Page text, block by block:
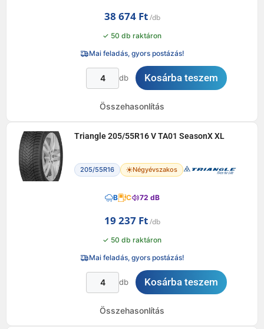
38 674 Ft
✓ 50 db raktáron
Mai feladás, gyors postázás!
db Kosárba teszem
Összehasonlítás
Triangle 205/55R16 V TA01 SeasonX XL
205/55R16 Négyévszakos
B C 72 dB
19 237 Ft
✓ 50 db raktáron
Mai feladás, gyors postázás!
db Kosárba teszem
Összehasonlítás